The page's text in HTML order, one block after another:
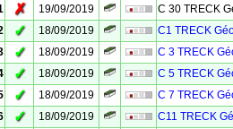
✗ 19/09/2019
C 30 TRECK
✓ 18/09/2019
C1 TRECK
✓ 18/09/2019
C 3 TRECK
✓ 18/09/2019
C 5 TRECK
✓ 18/09/2019
C 7 TRECK
✓ 18/09/2019
C11 TRECK